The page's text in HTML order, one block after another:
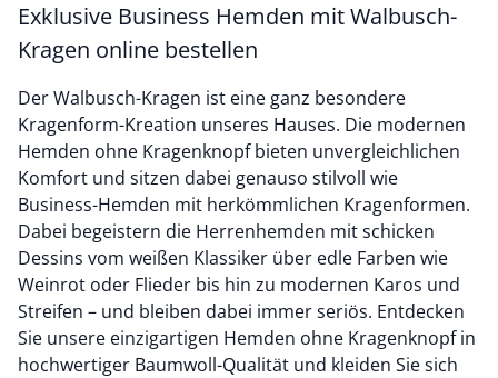
Exklusive Business Hemden mit Walbusch-
Kragen online bestellen
Der Walbusch-Kragen ist eine ganz besondere
Kragenform-Kreation unseres Hauses. Die modernen
Hemden ohne Kragenknopf bieten unvergleichlichen
Komfort und sitzen dabei genauso stilvoll wie
Business-Hemden mit herkömmlichen Kragenformen.
Dabei begeistern die Herrenhemden mit schicken
Dessins vom weißen Klassiker über edle Farben wie
Weinrot oder Flieder bis hin zu modernen Karos und
Streifen – und bleiben dabei immer seriös. Entdecken
Sie unsere einzigartigen Hemden ohne Kragenknopf in
hochwertiger Baumwoll-Qualität und kleiden Sie sich